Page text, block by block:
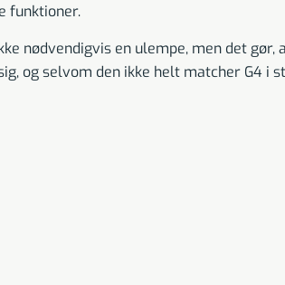
funktioner.
nødvendigvis en ulempe, men det
og selvom den ikke helt matcher G4 i